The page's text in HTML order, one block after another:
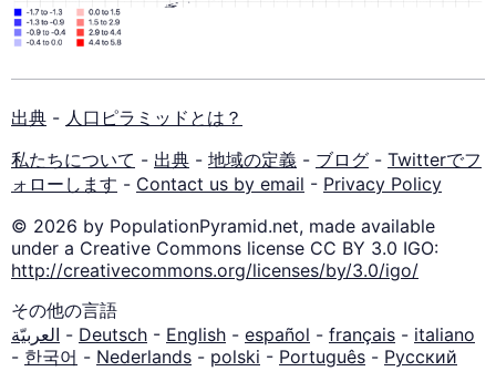
出典 - 人口ピラミッドとは？
私たちについて - 出典 - 地域の定義 - ブログ - Twitterでフ
ォローします - Contact us by email - Privacy Policy
© 2026 by PopulationPyramid.net, made available
under a Creative Commons license CC BY 3.0 IGO:
http://creativecommons.org/licenses/by/3.0/igo/
その他の言語
العربيّة - Deutsch - English - español - français - italiano
- 한국어 - Nederlands - polski - Português - Русский